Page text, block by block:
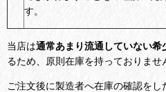
す。
当店は通常あまり流通していない希
るため、原則在庫を持っておりませ
ご注文後に製造者へ在庫の確認を